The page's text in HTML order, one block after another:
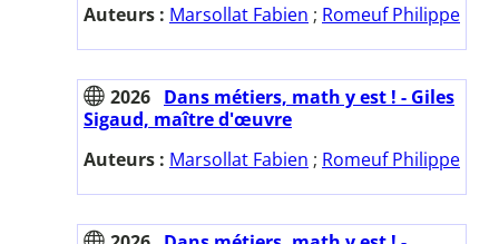
Auteurs : Marsollat Fabien ; Romeuf Philippe
2026 Dans métiers, math y est ! - Giles
Sigaud, maître d'œuvre
Auteurs : Marsollat Fabien ; Romeuf Philippe